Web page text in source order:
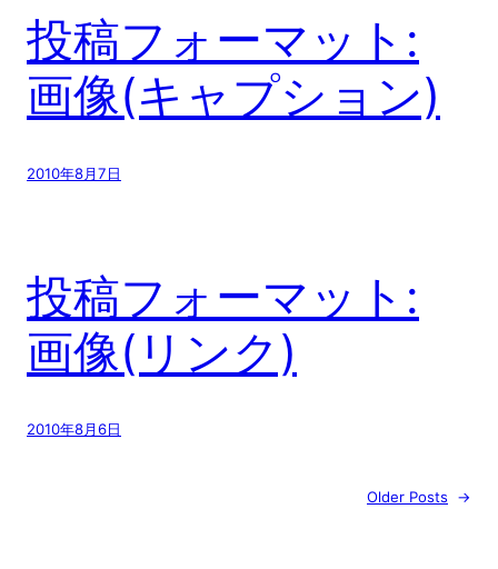
投稿フォーマット:
画像(キャプション)
2010年8月7日
投稿フォーマット:
画像(リンク)
2010年8月6日
Older Posts →